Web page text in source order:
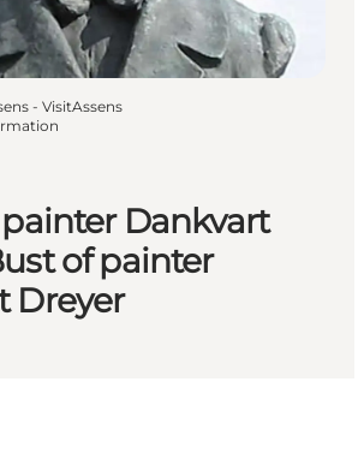
Dankvart
of painter
Dreyer
- VisitAssens